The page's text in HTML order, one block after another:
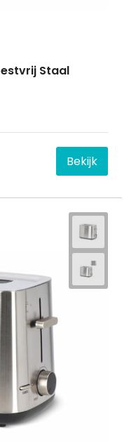
Staal
Bekijk